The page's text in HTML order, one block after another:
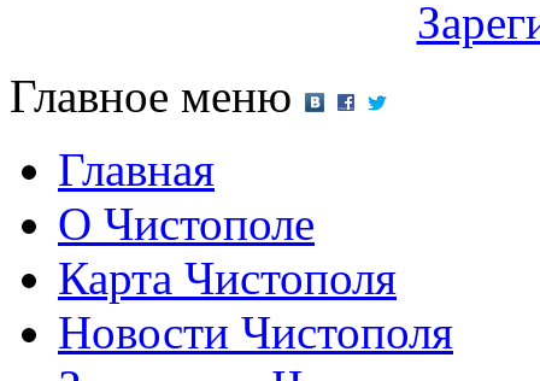
Главное меню
Главная
О Чистополе
Карта Чистополя
Новости Чистополя